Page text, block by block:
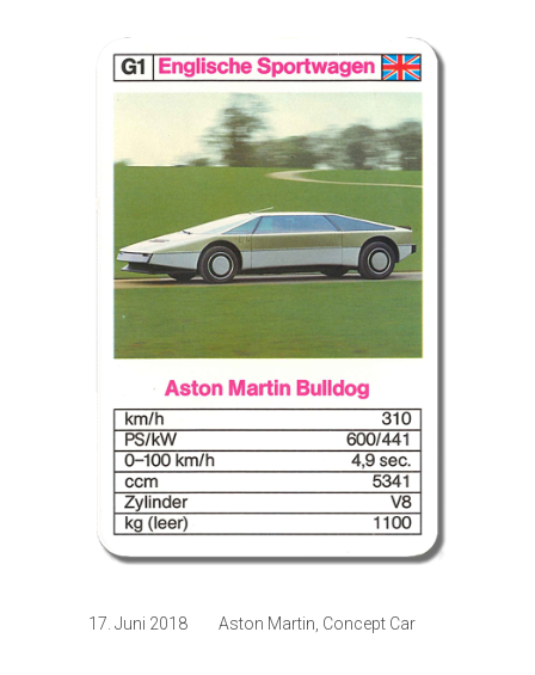
17. Juni 2018 Aston Martin Concept Car